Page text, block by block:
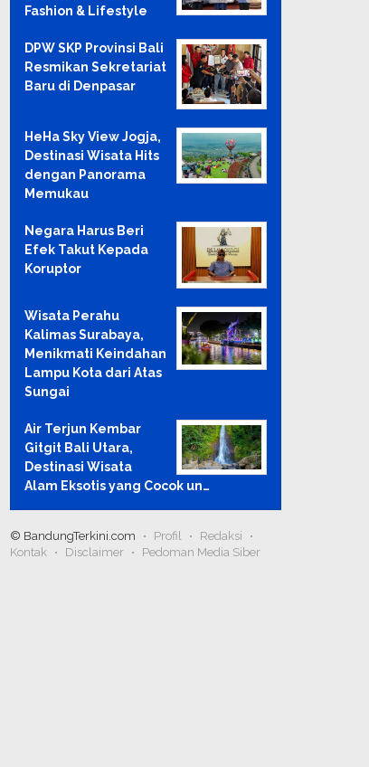
Fashion & Lifestyle
DPW SKP Provinsi Bali
Resmikan Sekretariat
Baru di Denpasar
HeHa Sky View Jogja,
Destinasi Wisata Hits
dengan Panorama
Memukau
Negara Harus Beri
Efek Takut Kepada
Koruptor
Wisata Perahu
Kalimas Surabaya,
Menikmati Keindahan
Lampu Kota dari Atas
Sungai
Air Terjun Kembar
Gitgit Bali Utara,
Destinasi Wisata
Alam Eksotis yang Cocok un…
© BandungTerkini.com Profil
Redaksi
Kontak
Disclaimer Pedoman Media Siber